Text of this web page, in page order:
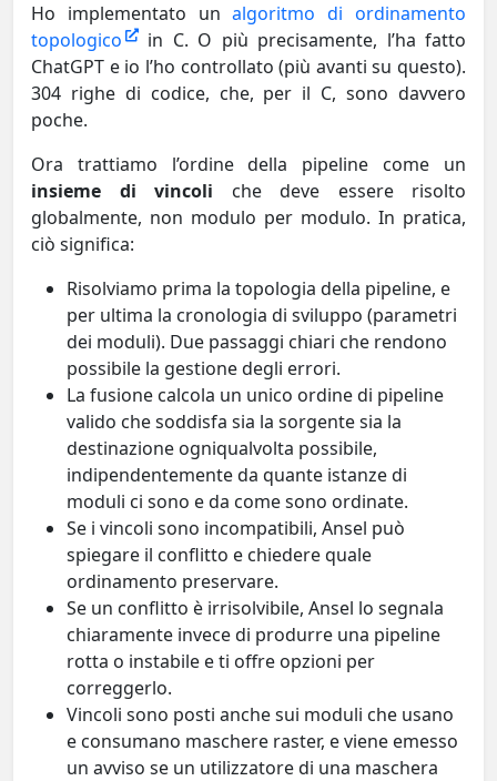
Ho implementato unalgoritmo di ordinamento
topologico
in C. O più precisamente, l’ha fatto
ChatGPT e io l’ho controllato (più avanti su questo).
304 righe di codice, che, per il C, sono davvero
poche.
Ora trattiamo l’ordine della pipeline come un
insieme di vincoli che deve essere risolto
globalmente, non modulo per modulo. In pratica,
ciò significa:
Risolviamo prima la topologia della pipeline, e
per ultima la cronologia di sviluppo (parametri
dei moduli). Due passaggi chiari che rendono
possibile la gestione degli errori.
La fusione calcola un unico ordine di pipeline
valido che soddisfa sia la sorgente sia la
destinazione ogniqualvolta possibile,
indipendentemente da quante istanze di
moduli ci sono e da come sono ordinate.
Se i vincoli sono incompatibili, Ansel può
spiegare il conflitto e chiedere quale
ordinamento preservare.
Se un conflitto è irrisolvibile, Ansel lo segnala
chiaramente invece di produrre una pipeline
rotta o instabile e ti offre opzioni per
correggerlo.
Vincoli sono posti anche sui moduli che usano
e consumano maschere raster, e viene emesso
un avviso se un utilizzatore di una maschera